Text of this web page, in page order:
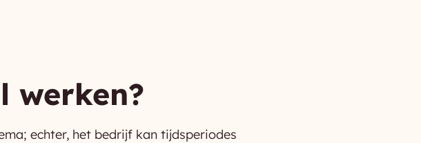
werken?
echter, het bedrijf kan tijdsperiodes